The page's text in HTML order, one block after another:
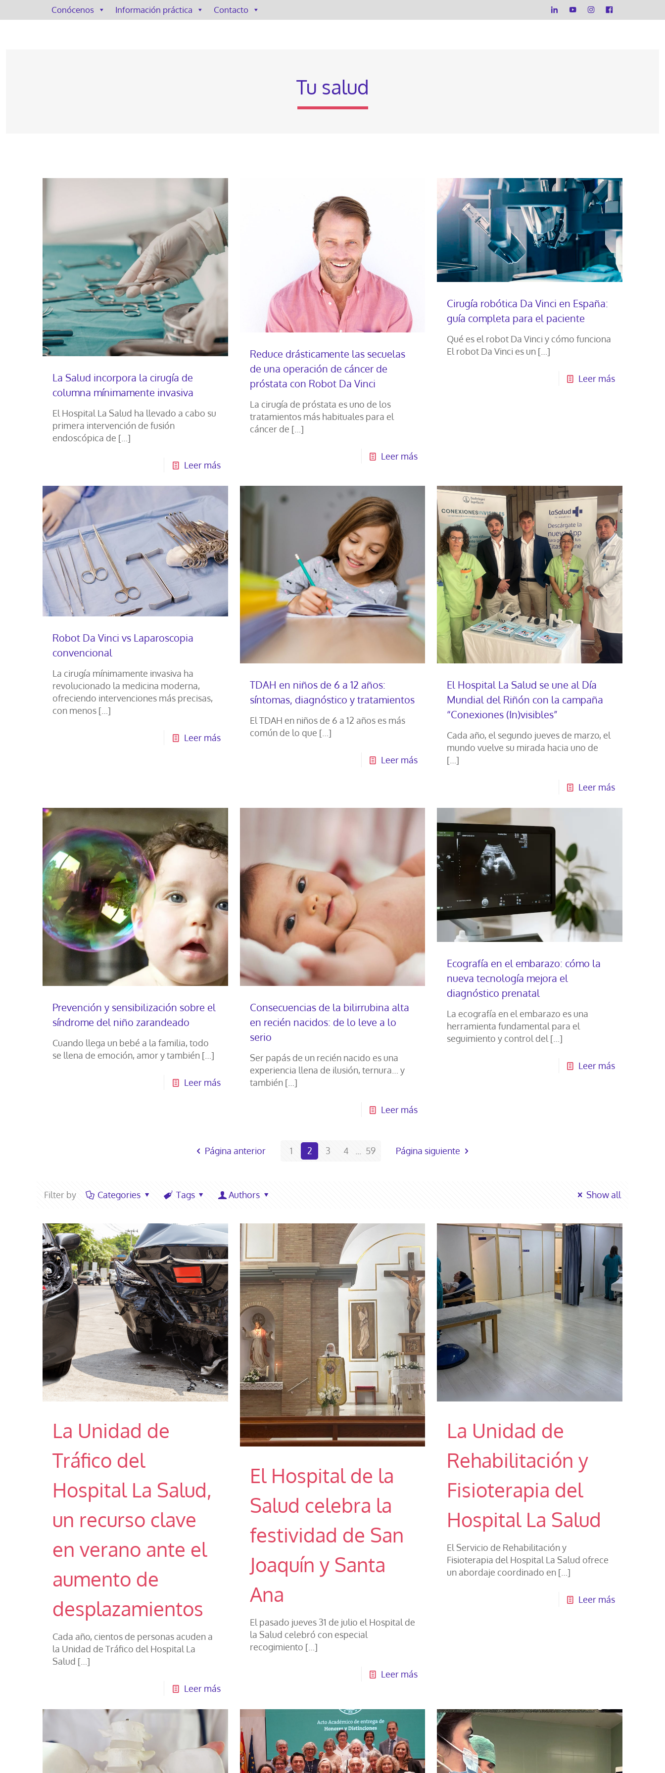
Conócenos Información práctica Contacto
Tu salud
La Salud incorpora la cirugía de
columna mínimamente invasiva
El Hospital La Salud ha llevado a cabo su
primera intervención de fusión
endoscópica de […]
Leer más
Reduce drásticamente las secuelas
de una operación de cáncer de
próstata con Robot Da Vinci
La cirugía de próstata es uno de los
tratamientos más habituales para el
cáncer de […]
Leer más
Cirugía robótica Da Vinci en España:
guía completa para el paciente
Qué es el robot Da Vinci y cómo funciona
El robot Da Vinci es un […]
Leer más
Robot Da Vinci vs Laparoscopia
convencional
La cirugía mínimamente invasiva ha
revolucionado la medicina moderna,
ofreciendo intervenciones más precisas,
con menos[…]
Leer más
TDAH en niños de 6 a 12 años:
síntomas, diagnóstico y tratamientos
El TDAH en niños de 6 a 12 años es más
común de lo que […]
Leer más
El Hospital La Salud se une al Día
Mundial del Riñón con la campaña
“Conexiones (In)visibles”
Cada año, el segundo jueves de marzo, el
mundo vuelve su mirada hacia uno de
[…]
Leer más
Prevención y sensibilización sobre el
síndrome del niño zarandeado
Cuando llega un bebé a la familia, todo
se llena de emoción, amor y también[…]
Leer más
Consecuencias de la bilirrubina alta
en recién nacidos: de lo leve a lo
serio
Ser papás de un recién nacido es una
experiencia llena de ilusión, ternura… y
también[…]
Leer más
Ecografía en el embarazo: cómo la
nueva tecnología mejora el
diagnóstico prenatal
La ecografía en el embarazo es una
herramienta fundamental para el
seguimiento y control del […]
Leer más
Página anterior 1 2 3 4 59 Página siguiente
Filter by Categories Tags Authors Show all
La Unidad de
Tráfico del
Hospital La Salud,
un recurso clave
en verano ante el
aumento de
desplazamientos
Cada año, cientos de personas acuden a
la Unidad de Tráfico del Hospital La
Salud […]
Leer más
El Hospital de la
Salud celebra la
festividad de San
Joaquín y Santa
Ana
El pasado jueves 31 de julio el Hospital de
la Salud celebró con especial
recogimiento […]
Leer más
La Unidad de
Rehabilitación y
Fisioterapia del
Hospital La Salud
El Servicio de Rehabilitación y
Fisioterapia del Hospital La Salud ofrece
un abordaje coordinado en […]
Leer más